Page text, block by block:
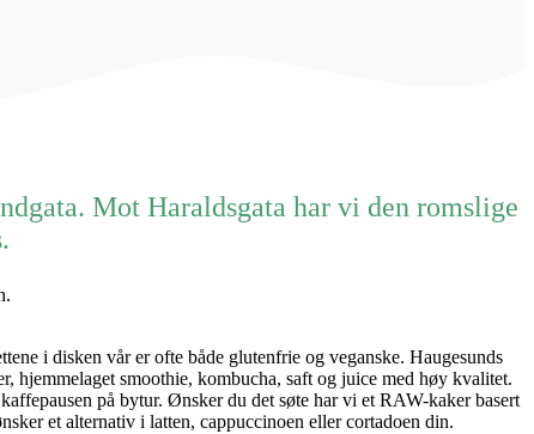
Mot Haraldsgata har vi den romslige
i disken vår er ofte både glutenfrie og veganske. Haugesunds
hjemmelaget smoothie, kombucha, saft og juice med høy kvalitet.
på bytur. Ønsker du det søte har vi et RAW-kaker basert
et alternativ i latten, cappuccinoen eller cortadoen din.